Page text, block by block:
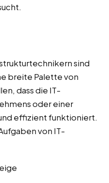
sind
breite Palette von
dass die IT-
oder einer
effizient funktioniert.
von IT-